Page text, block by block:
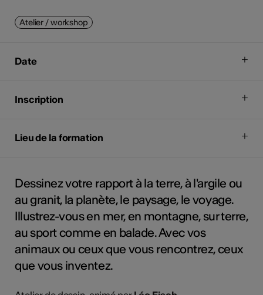
Atelier / workshop
Date
Inscription
Lieu de la formation
Dessinez votre rapport à la terre, à l'argile ou
au granit, la planète, le paysage, le voyage.
Illustrez-vous en mer, en montagne, sur terre,
au sport comme en balade. Avec vos
animaux ou ceux que vous rencontrez, ceux
que vous inventez.